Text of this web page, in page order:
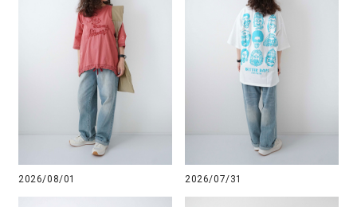
2026/08/01 2026/07/31